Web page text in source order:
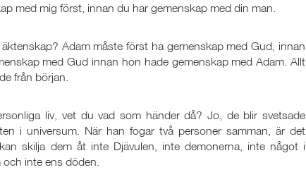
med mig först, innan du har gemenskap med din man.
Adam måste först ha gemenskap med Gud, innan
med Gud innan hon hade gemenskap med Adam. Allt
från början.
liv, vet du vad som händer då? Jo, de blir svetsade
i universum. När han fogar två personer samman, är det
skilja dem åt inte Djävulen, inte demonerna, inte något i
inte ens döden.